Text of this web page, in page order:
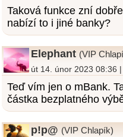
Taková funkce zní
nabízí to i jiné banky?
Elephant (VIP
út 14. únor 2023 08:36
Teď vím jen o mBank.
částka bezplatného
p!p@ (VIP Chlapík)